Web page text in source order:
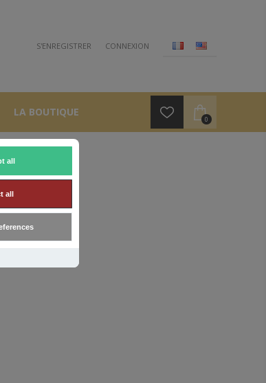
all
all
S'ENREGISTRER CONNEXION
LA BOUTIQUE
0